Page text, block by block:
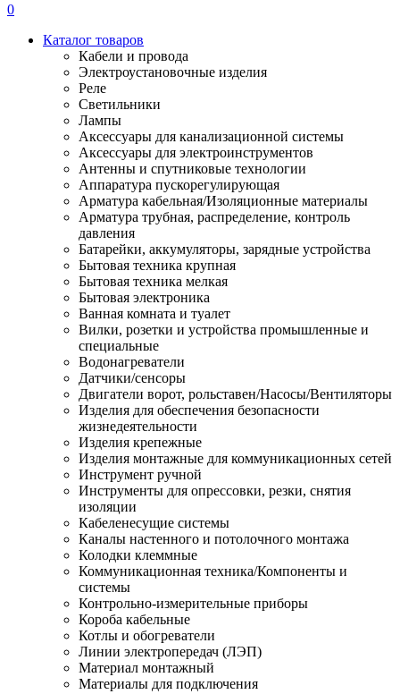
0
Каталог товаров
Кабели и провода
Электроустановочные изделия
Реле
Светильники
Лампы
Аксессуары для канализационной системы
Аксессуары для электроинструментов
Антенны и спутниковые технологии
Аппаратура пускорегулирующая
Арматура кабельная/Изоляционные материалы
Арматура трубная, распределение, контроль
давления
Батарейки, аккумуляторы, зарядные устройства
Бытовая техника крупная
Бытовая техника мелкая
Бытовая электроника
Ванная комната и туалет
Вилки, розетки и устройства промышленные и
специальные
Водонагреватели
Датчики/сенсоры
Двигатели ворот, рольставен/Насосы/Вентиляторы
Изделия для обеспечения безопасности
жизнедеятельности
Изделия крепежные
Изделия монтажные для коммуникационных сетей
Инструмент ручной
Инструменты для опрессовки, резки, снятия
изоляции
Кабеленесущие системы
Каналы настенного и потолочного монтажа
Колодки клеммные
Коммуникационная техника/Компоненты и
системы
Контрольно-измерительные приборы
Короба кабельные
Котлы и обогреватели
Линии электропередач (ЛЭП)
Материал монтажный
Материалы для подключения